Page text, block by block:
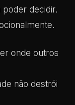
decidir.
onde outros
não destrói